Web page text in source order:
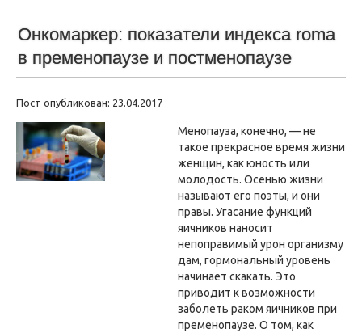
Онкомаркер: показатели индекса roma
в пременопаузе и постменопаузе
Пост опубликован: 23.04.2017
Менопауза, конечно, — не
такое прекрасное время жизни
женщин, как юность или
молодость. Осенью жизни
называют его поэты, и они
правы. Угасание функций
яичников наносит
непоправимый урон организму
дам, гормональный уровень
начинает скакать. Это
приводит к возможности
заболеть раком яичников при
пременопаузе. О том, как